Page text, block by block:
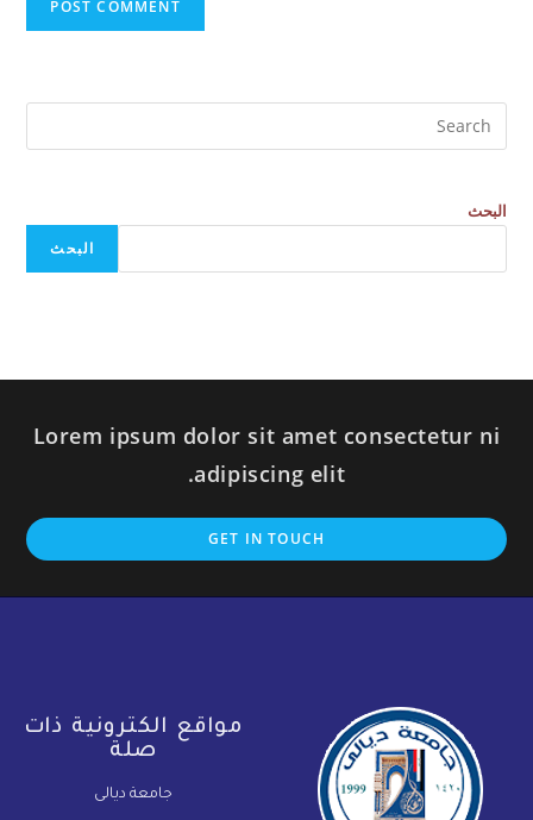
البحث
البحث
Lorem ipsum dolor sit amet consectetur ni
adipiscing elit.
GET IN TOUCH
مواقع الكترونية ذات
صلة
جامعة ديالى